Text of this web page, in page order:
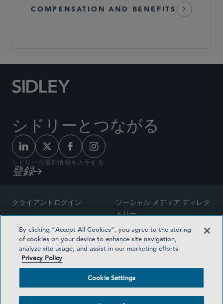
COMPENSATION AND BENEFITS
シドリーとつながる
シドリーの最新情報を入手する
登録
クライアントログイン
弁護士の広告
プライバシー方針
ソーシャル メディア ディレク
トリー
ご連絡先
By clicking “Accept All Cookies”, you agree to the storing
of cookies on your device to enhance site navigation,
analyze site usage, and assist in our marketing efforts.
Privacy Policy
Cookie Settings